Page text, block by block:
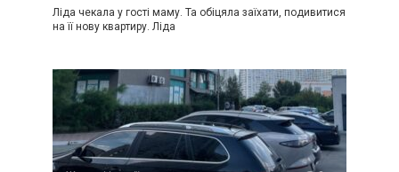
Ліда чекала у гості маму. Та обіцяла заїхати, подивитися
на її нову квартиру. Ліда